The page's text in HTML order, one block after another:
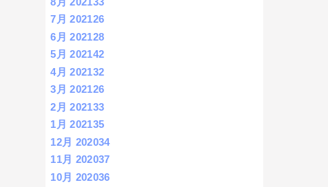
7月 202126
6月 202128
5月 202142
4月 202132
3月 202126
2月 202133
1月 202135
12月 202034
11月 202037
10月 202036